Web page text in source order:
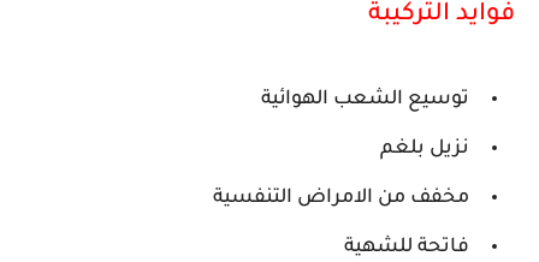
فوايد التركيبة
توسيع الشعب الهوائية
نزيل بلغم
مخفف من الامراض التنفسية
فاتحة للشهية